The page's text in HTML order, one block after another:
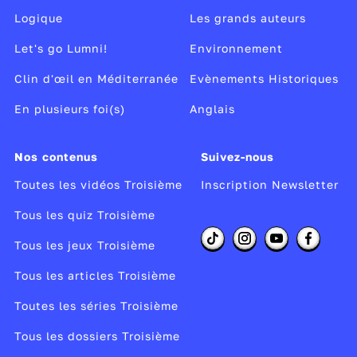
une boule portant un numéro pair ?
Le plus simple est de
faire la liste des boules
Numéro pair = 2, 4, 6, 8, 10, 12, 14, 16, 18, 20.
Donc, la probabilité d’obtenir une boule paire
est d’une chance sur deux.
Question 3 : a-t-on plus de chance d’obtenir
une boule multiple de 4 ou diviseur de 4 ?
Vous faites la même méthode qu’à la question
2.
4) = 5/20 = 1/4
Logique
Let's go Lumni!
Clin d'œil en Méditerranée
En plusieurs foi(s)
Les grands auteurs
Environnement
Evènements Historiques
Anglais
Nos contenus
Toutes les vidéos Troisième
Tous les quiz Troisième
Tous les jeux Troisième
Tous les articles Troisième
Toutes les séries Troisième
Tous les dossiers Troisième
Suivez-nous
Inscription Newsletter